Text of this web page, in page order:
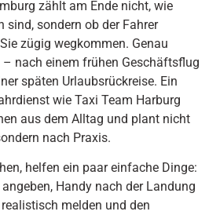
zählt am Ende nicht, wie
sind, sondern ob der Fahrer
zügig wegkommen. Genau
nach einem frühen Geschäftsflug
späten Urlaubsrückreise. Ein
wie Taxi Team Harburg
aus dem Alltag und plant nicht
nach Praxis.
helfen ein paar einfache Dinge:
Handy nach der Landung
melden und den